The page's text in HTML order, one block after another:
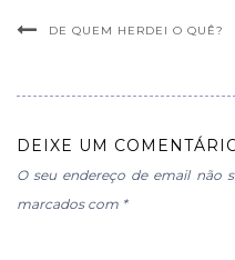
DE QUEM HERDEI O QUÊ?
DEIXE UM
O seu endereço de email não
marcados com *